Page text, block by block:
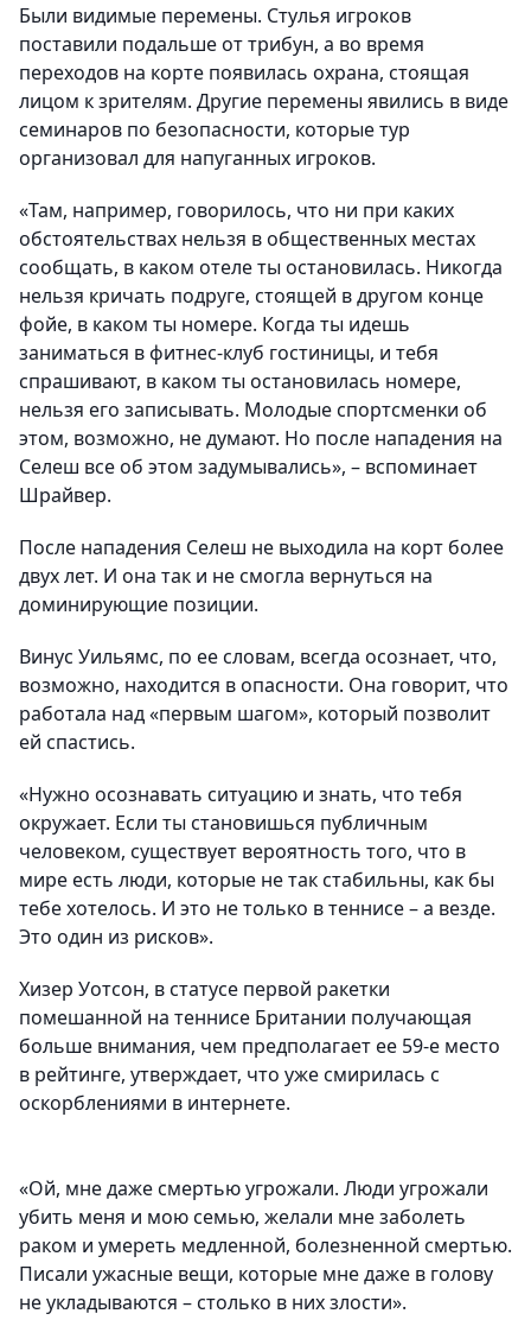
Были видимые перемены. Стулья игроков
поставили подальше от трибун, а во время
переходов на корте появилась охрана, стоящая
лицом к зрителям. Другие перемены явились в виде
семинаров по безопасности, которые тур
организовал для напуганных игроков.
«Там, например, говорилось, что ни при каких
обстоятельствах нельзя в общественных местах
сообщать, в каком отеле ты остановилась. Никогда
нельзя кричать подруге, стоящей в другом конце
фойе, в каком ты номере. Когда ты идешь
заниматься в фитнес-клуб гостиницы, и тебя
спрашивают, в каком ты остановилась номере,
нельзя его записывать. Молодые спортсменки об
этом, возможно, не думают. Но после нападения на
Селеш все об этом задумывались», – вспоминает
Шрайвер.
После нападения Селеш не выходила на корт более
двух лет. И она так и не смогла вернуться на
доминирующие позиции.
Винус Уильямс, по ее словам, всегда осознает, что,
возможно, находится в опасности. Она говорит, что
работала над «первым шагом», который позволит
ей спастись.
«Нужно осознавать ситуацию и знать, что тебя
окружает. Если ты становишься публичным
человеком, существует вероятность того, что в
мире есть люди, которые не так стабильны, как бы
тебе хотелось. И это не только в теннисе – а везде.
Это один из рисков».
Хизер Уотсон, в статусе первой ракетки
помешанной на теннисе Британии получающая
больше внимания, чем предполагает ее 59-е место
в рейтинге, утверждает, что уже смирилась с
оскорблениями в интернете.
«Ой, мне даже смертью угрожали. Люди угрожали
убить меня и мою семью, желали мне заболеть
раком и умереть медленной, болезненной смертью.
Писали ужасные вещи, которые мне даже в голову
не укладываются – столько в них злости».